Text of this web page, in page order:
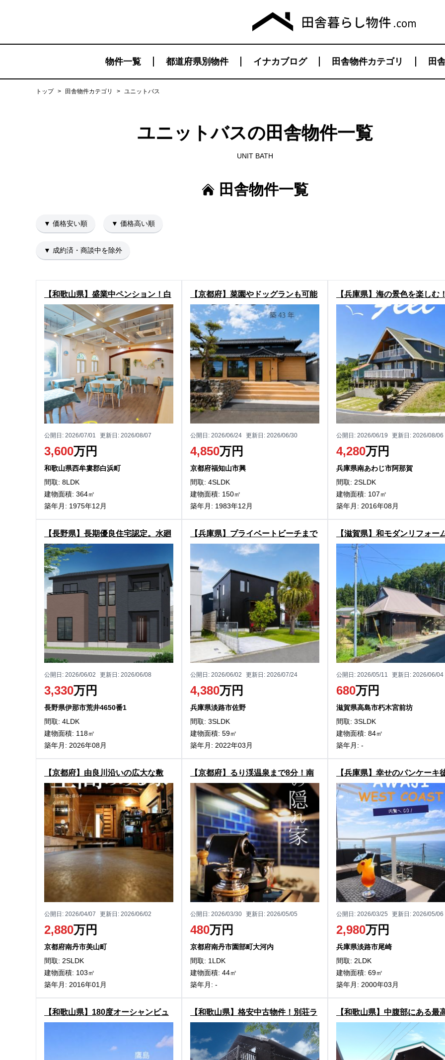
物件一覧 都道府県別物件 イナカブログ 田舎物件カテゴリ 田
トップ > 田舎物件カテゴリ > ユニットバス
ユニットバスの田舎物件一覧
UNIT BATH
田舎物件一覧
▼ 価格安い順 ▼ 価格高い順
▼ 成約済・商談中を除外
【和歌山県】盛業中ペンション！白
浜町の中古ペンション物件
公開日: 2026/07/01 更新日: 2026/08/07
3,600万円
和歌山県西牟婁郡白浜町
間取: 8LDK
建物面積: 364㎡
築年月: 1975年12月
【京都府】菜園やドッグランも可能
な広大敷地！福知山市興の日本家屋
物件
公開日: 2026/06/24 更新日: 2026/06/30
4,850万円
京都府福知山市興
間取: 4SLDK
建物面積: 150㎡
築年月: 1983年12月
【兵庫県】海の景色を楽しむ
わじ市阿那賀の中古ログハウ
公開日: 2026/06/19 更新日: 2026/08/06
4,280万円
兵庫県南あわじ市阿那賀
間取: 2SLDK
建物面積: 107㎡
築年月: 2016年08月
【長野県】長期優良住宅認定。水廻
りを集約した家事ラク動線。
公開日: 2026/06/02 更新日: 2026/06/08
3,330万円
長野県伊那市荒井4650番1
間取: 4LDK
建物面積: 118㎡
築年月: 2026年08月
【兵庫県】プライベートビーチまで
徒歩1分！淡路市佐野の中古別荘物
件
公開日: 2026/06/02 更新日: 2026/07/24
4,380万円
兵庫県淡路市佐野
間取: 3SLDK
建物面積: 59㎡
築年月: 2022年03月
【滋賀県】和モダンリフォー
高島市朽木宮前坊の古民家物
公開日: 2026/05/11 更新日: 2026/06/04
680万円
滋賀県高島市朽木宮前坊
間取: 3SLDK
建物面積: 84㎡
築年月: -
【京都府】由良川沿いの広大な敷
地！南丹市美山町田歌の中古物件
公開日: 2026/04/07 更新日: 2026/06/02
2,880万円
京都府南丹市美山町
間取: 2SLDK
建物面積: 103㎡
築年月: 2016年01月
【京都府】るり渓温泉まで8分！南
丹市園部町大河内の中古別荘物件
公開日: 2026/03/30 更新日: 2026/05/05
480万円
京都府南丹市園部町大河内
間取: 1LDK
建物面積: 44㎡
築年月: -
【兵庫県】幸せのパンケーキ
分！淡路市尾崎の中古別荘物
公開日: 2026/03/25 更新日: 2026/05/06
2,980万円
兵庫県淡路市尾崎
間取: 2LDK
建物面積: 69㎡
築年月: 2000年03月
【和歌山県】180度オーシャンビュ
ー！由良町衣奈の中古別荘物件
【和歌山県】格安中古物件！別荘ラ
イフを堪能！
【和歌山県】中腹部にある最
望物件【露天風呂付】